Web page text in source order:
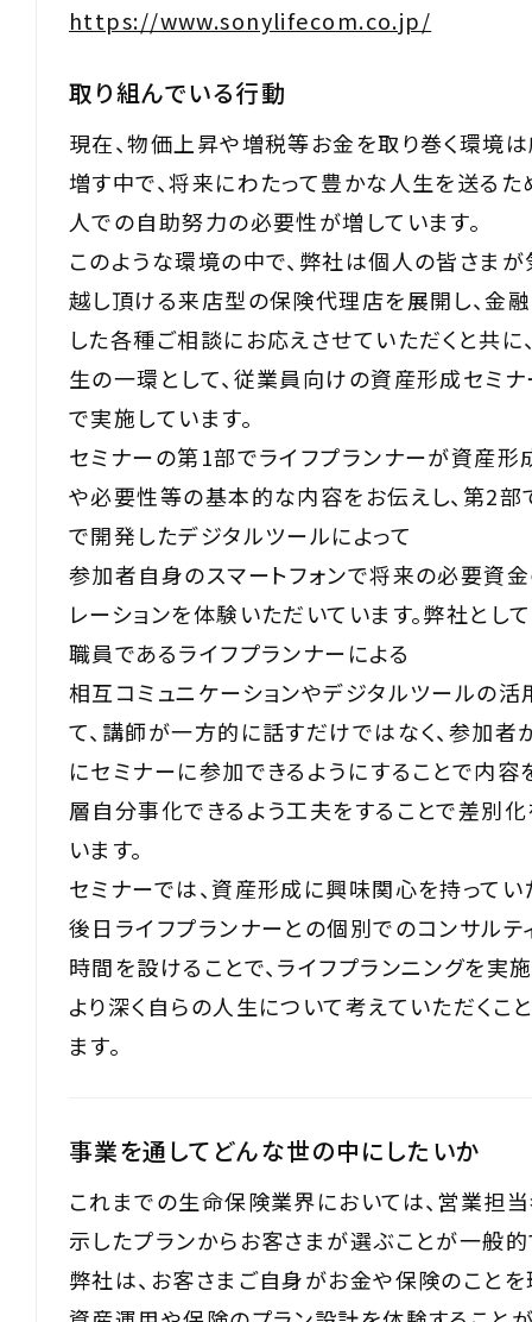
https://www.sonylifecom.co.jp/
取り組んでいる行動
現在、物価上昇や増税等お金を取り巻く環境
増す中で、将来にわたって豊かな人生を送る
人での自助努力の必要性が増しています。
このような環境の中で、弊社は個人の皆さま
越し頂ける来店型の保険代理店を展開し、金
した各種ご相談にお応えさせていただくと共に
生の一環として、従業員向けの資産形成セミ
で実施しています。
セミナーの第1部でライフプランナーが資産形
や必要性等の基本的な内容をお伝えし、第2
で開発したデジタルツールによって
参加者自身のスマートフォンで将来の必要資
レーションを体験いただいています。弊社とし
職員であるライフプランナーによる
相互コミュニケーションやデジタルツールの活
て、講師が一方的に話すだけではなく、参加者
にセミナーに参加できるようにすることで内容
層自分事化できるよう工夫をすることで差別
います。
セミナーでは、資産形成に興味関心を持ってい
後日ライフプランナーとの個別でのコンサルテ
時間を設けることで、ライフプランニングを実
より深く自らの人生について考えていただくこ
ます。
事業を通してどんな世の中にしたいか
これまでの生命保険業界においては、営業担
示したプランからお客さまが選ぶことが一般的
弊社は、お客さまご自身がお金や保険のことを